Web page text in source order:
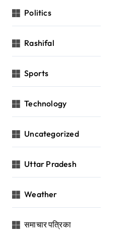
Politics
Rashifal
Sports
Technology
Uncategorized
Uttar Pradesh
Weather
समाचार पत्रिका